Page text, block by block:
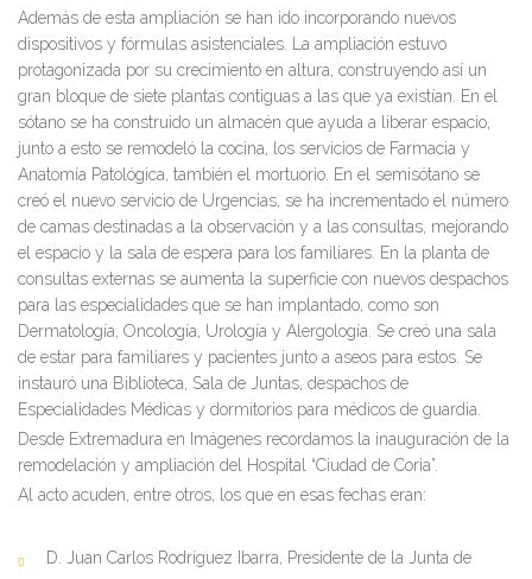
Además de esta ampliación se han ido incorporando nuevos
dispositivos y fórmulas asistenciales. La ampliación estuvo
protagonizada por su crecimiento en altura, construyendo así un
gran bloque de siete plantas contiguas a las que ya existían. En el
sótano se ha construido un almacén que ayuda a liberar espacio,
junto a esto se remodeló la cocina, los servicios de Farmacia y
Anatomía Patológica, también el mortuorio. En el semisótano se
creó el nuevo servicio de Urgencias, se ha incrementado el número
de camas destinadas a la observación y a las consultas, mejorando
el espacio y la sala de espera para los familiares. En la planta de
consultas externas se aumenta la superficie con nuevos despachos
para las especialidades que se han implantado, como son
Dermatología, Oncología, Urología y Alergología. Se creó una sala
de estar para familiares y pacientes junto a aseos para estos. Se
instauró una Biblioteca, Sala de Juntas, despachos de
Especialidades Médicas y dormitorios para médicos de guardia.
Desde Extremadura en Imágenes recordamos la inauguración de la
remodelación y ampliación del Hospital “Ciudad de Coria”.
Al acto acuden, entre otros, los que en esas fechas eran:
D. Juan Carlos Rodríguez Ibarra, Presidente de la Junta de